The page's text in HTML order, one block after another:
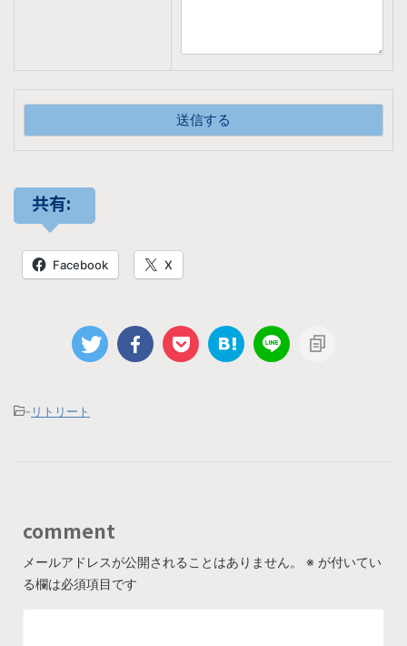
共有:
Facebook X
- リトリート
comment
メールアドレスが公開されることはありません。 ※ が付いてい
る欄は必須項目です